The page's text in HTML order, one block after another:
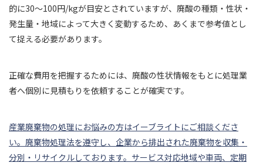
的に30〜100円/kgが目安とされていますが、廃酸の種類・性状・
発生量・地域によって大きく変動するため、あくまで参考値とし
て捉える必要があります。
正確な費用を把握するためには、廃酸の性状情報をもとに処理業
者へ個別に見積もりを依頼することが確実です。
産業廃棄物の処理にお悩みの方はイーブライトにご相談くださ
い。廃棄物処理法を遵守し、企業から排出された廃棄物を収集・
分別・リサイクルしております。サービス対応地域や車両、定期